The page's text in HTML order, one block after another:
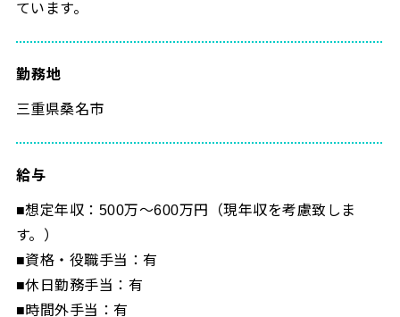
ています。
勤務地
三重県桑名市
給与
■想定年収：500万～600万円（現年収を考慮致しま
す。）
■資格・役職手当：有
■休日勤務手当：有
■時間外手当：有